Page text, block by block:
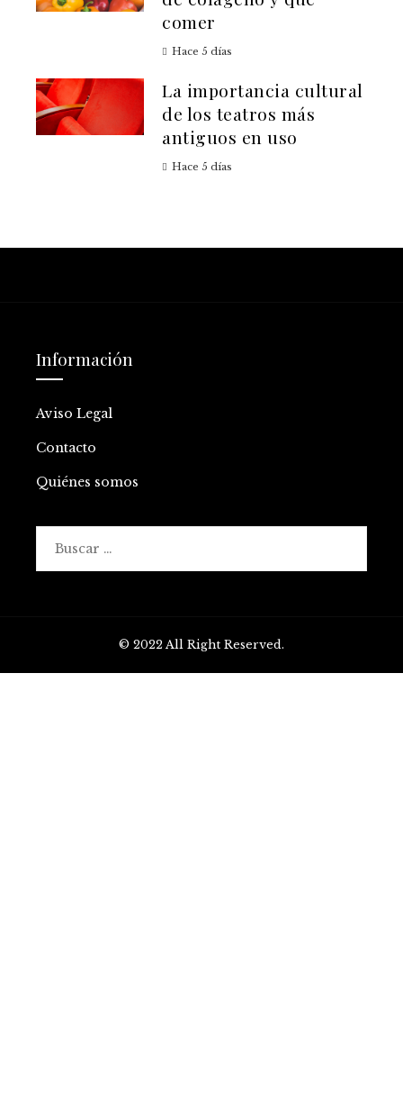
comer
Hace 5 días
La importancia cultural
de los teatros más
antiguos en uso
Hace 5 días
Información
Aviso Legal
Contacto
Quiénes somos
© 2022 All Right Reserved.